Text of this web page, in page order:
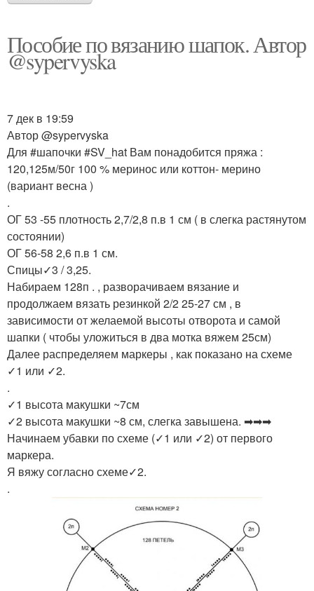
Пособие по вязанию шапок. Автор
@sypervyska
7 дек в 19:59
Автор @sypervyska
Для #шапочки #SV_hat Вам понадобится пряжа :
120,125м/50г 100 % меринос или коттон- мерино
(вариант весна )
.
ОГ 53 -55 плотность 2,7/2,8 п.в 1 см ( в слегка растянутом
состоянии)
ОГ 56-58 2,6 п.в 1 см.
Спицы✓3 / 3,25.
Набираем 128п . , разворачиваем вязание и
продолжаем вязать резинкой 2/2 25-27 см , в
зависимости от желаемой высоты отворота и самой
шапки ( чтобы уложиться в два мотка вяжем 25см)
Далее распределяем маркеры , как показано на схеме
✓1 или ✓2.
.
✓1 высота макушки ~7см
✓2 высота макушки ~8 см, слегка завышена. ➡➡➡
Начинаем убавки по схеме (✓1 или ✓2) от первого
маркера.
Я вяжу согласно схеме✓2.
.